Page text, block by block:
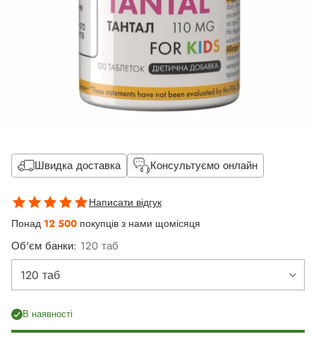
Швидка доставка Консультуємо онлайн
Написати відгук
Понад 12 500 покупців з нами щомісяця
Об'єм банки: 120 таб
В наявності